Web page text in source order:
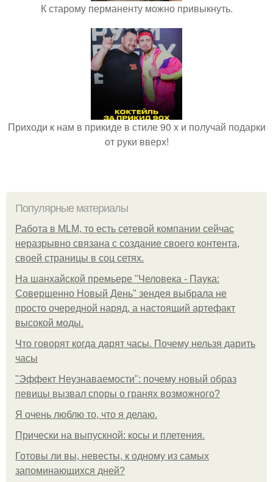
К старому перманенту можно привыкнуть.
Приходи к нам в прикиде в стиле 90 х и получай подарки
от руки вверх!
Популярные материалы
Работа в MLM, то есть сетевой компании сейчас
неразрывно связана с создание своего контента,
своей страницы в соц сетях.
На шанхайской премьере "Человека - Паука:
Совершенно Новый День" зендея выбрала не
просто очередной наряд, а настоящий артефакт
высокой моды.
Что говорят когда дарят часы. Почему нельзя дарить
часы
"Эффект Неузнаваемости": почему новый образ
певицы вызвал споры о гранях возможного?
Я очень люблю то, что я делаю.
Прически на выпускной: косы и плетения.
Готовы ли вы, невесты, к одному из самых
запоминающихся дней?